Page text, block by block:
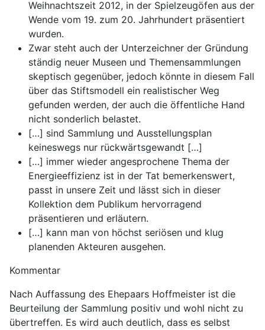
Weihnachtszeit 2012, in der Spielzeugöfen aus der
Wende vom 19. zum 20. Jahrhundert präsentiert
wurden.
Zwar steht auch der Unterzeichner der Gründung
ständig neuer Museen und Themensammlungen
skeptisch gegenüber, jedoch könnte in diesem Fall
über das Stiftsmodell ein realistischer Weg
gefunden werden, der auch die öffentliche Hand
nicht sonderlich belastet.
[…] sind Sammlung und Ausstellungsplan
keineswegs nur rückwärtsgewandt […]
[…] immer wieder angesprochene Thema der
Energieeffizienz ist in der Tat bemerkenswert,
passt in unsere Zeit und lässt sich in dieser
Kollektion dem Publikum hervorragend
präsentieren und erläutern.
[…] kann man von höchst seriösen und klug
planenden Akteuren ausgehen.
Kommentar
Nach Auffassung des Ehepaars Hoffmeister ist die
Beurteilung der Sammlung positiv und wohl nicht zu
übertreffen. Es wird auch deutlich, dass es selbst